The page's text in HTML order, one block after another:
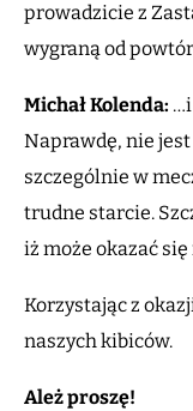
prowadzicie z
wygraną od
Michał Kolenda:
Naprawdę, nie
szczególnie w
trudne starcie.
iż może okazać
Korzystając z
naszych kibiców.
Ależ proszę!